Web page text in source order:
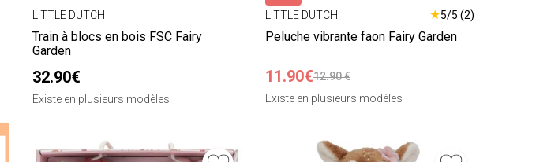
LITTLE DUTCH
Train à blocs en bois FSC Fairy
Garden
32.90€
Existe en plusieurs modèles
LITTLE DUTCH ★5/5 (2)
Peluche vibrante faon Fairy Garden
11.90€12.90 €
Existe en plusieurs modèles